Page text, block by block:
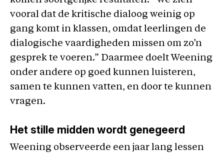
vooral dat de kritische dialoog weinig op
gang komt in klassen, omdat leerlingen de
dialogische vaardigheden missen om zo’n
gesprek te voeren.” Daarmee doelt Weening
onder andere op goed kunnen luisteren,
samen te kunnen vatten, en door te kunnen
vragen.
Het stille midden wordt genegeerd
Weening observeerde een jaar lang lessen